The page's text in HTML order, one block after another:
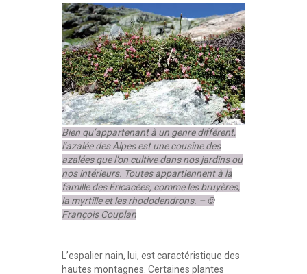
Bien qu’appartenant à un genre différent,
l’azalée des Alpes est une cousine des
azalées que l’on cultive dans nos jardins ou
nos intérieurs. Toutes appartiennent à la
famille des Éricacées, comme les bruyères,
la myrtille et les rhododendrons. – ©
François Couplan
L’espalier nain, lui, est caractéristique des
hautes montagnes. Certaines plantes